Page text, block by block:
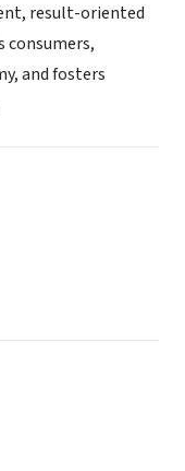
result-oriented
and fosters